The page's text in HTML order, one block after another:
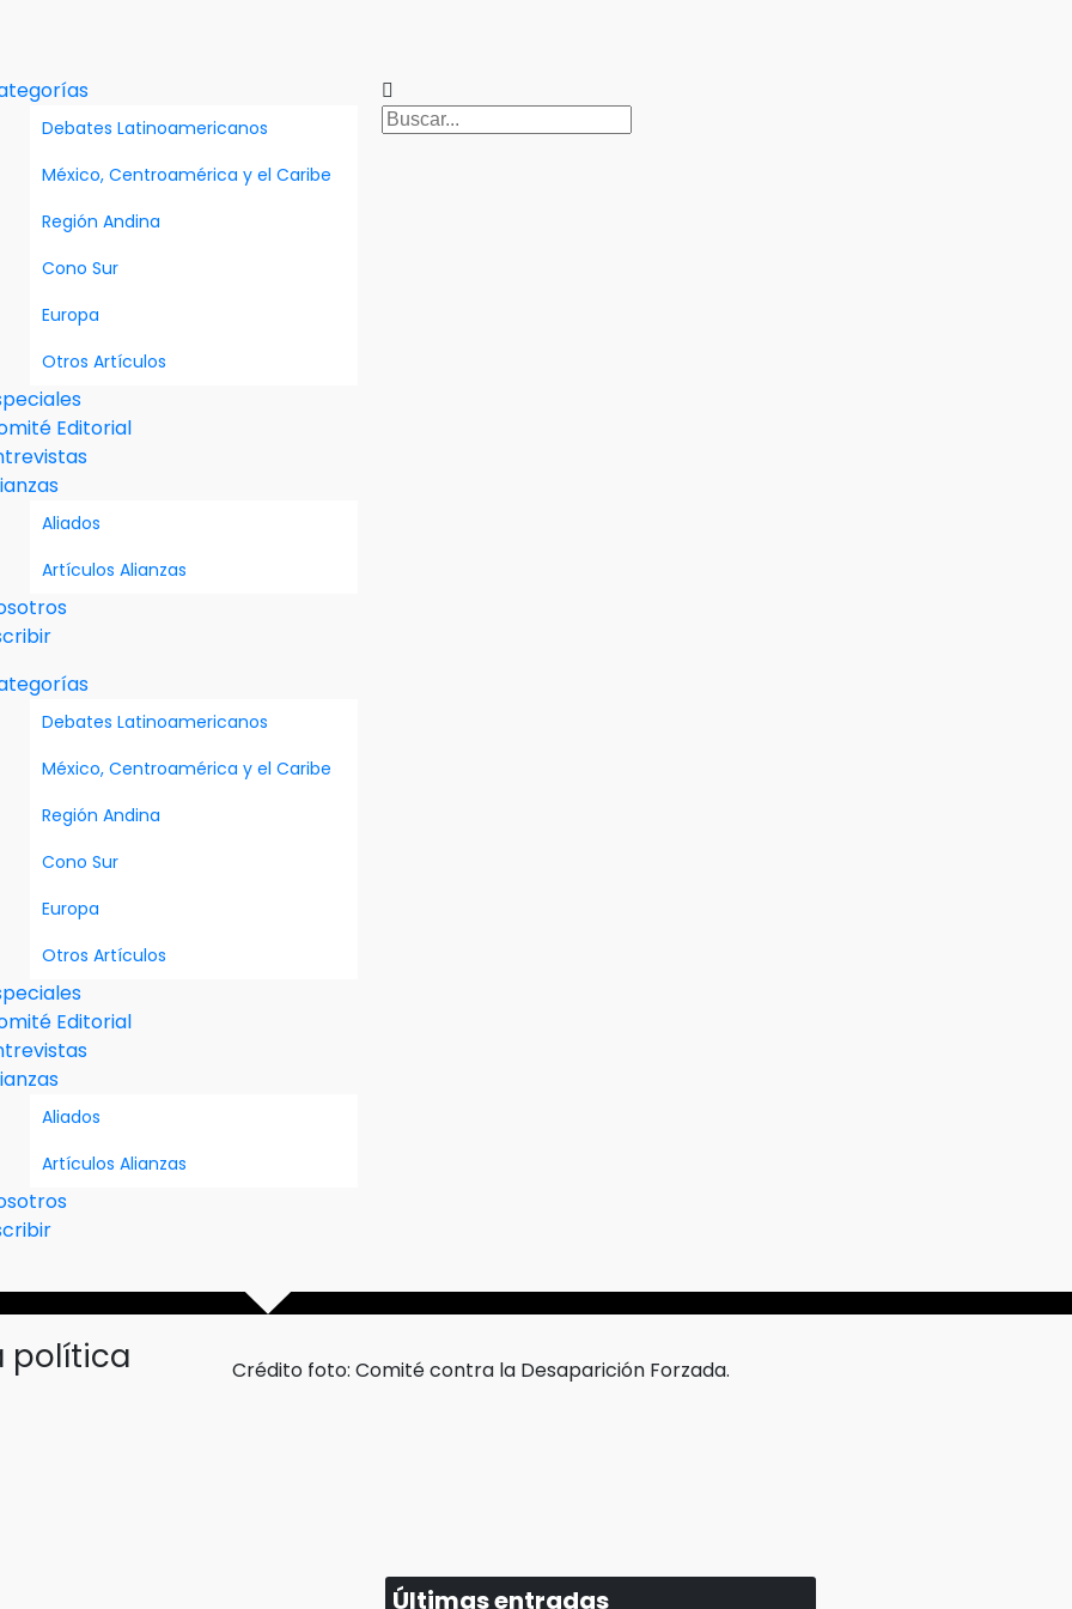
Debates Latinoamericanos
México, Centroamérica y el Caribe
Región Andina
Cono Sur
Europa
Otros Artículos
Editorial
Aliados
Artículos Alianzas
Debates Latinoamericanos
México, Centroamérica y el Caribe
Región Andina
Cono Sur
Europa
Otros Artículos
Editorial
Aliados
Artículos Alianzas
política Crédito foto: Comité contra la Desaparición Forzada.
Últimas entradas